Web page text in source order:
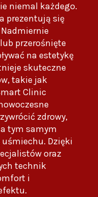
niemal każdego.
prezentują się
przerośnięte
na estetykę
skuteczne
takie jak
Clinic
zdrowy,
tym samym
Dzięki
oraz
technik
i